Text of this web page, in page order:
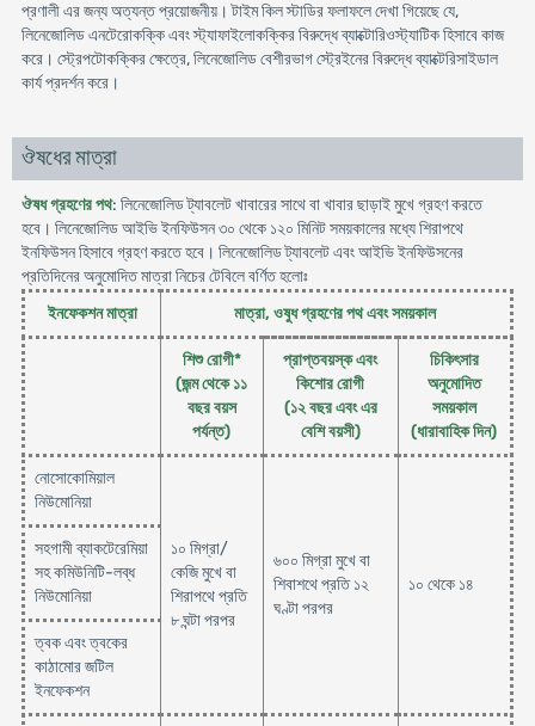
প্রণালী এর জন্য অত্যন্ত প্রয়োজনীয়। টাইম কিল স্টাডির ফলাফলে দেখা গিয়েছে যে,
লিনেজোলিড এনটেরোকক্কি এবং স্ট্যাফাইলোকক্কির বিরুদ্ধে ব্যাক্টোরিওস্ট্যাটিক হিসাবে কাজ
করে। স্ট্রেপটোকক্কির ক্ষেত্রে, লিনেজোলিড বেশীরভাগ স্ট্রেইনের বিরুদ্ধে ব্যাক্টেরিসাইডাল
কার্য প্রদর্শন করে।
ঔষধের মাত্রা
ঔষধ গ্রহণের পথ: লিনেজোলিড ট্যাবলেট খাবারের সাথে বা খাবার ছাড়াই মুখে গ্রহণ করতে
হবে। লিনেজোলিড আইভি ইনফিউসন ৩০ থেকে ১২০ মিনিট সময়কালের মধ্যে শিরাপথে
ইনফিউসন হিসাবে গ্রহণ করতে হবে। লিনেজোলিড ট্যাবলেট এবং আইভি ইনফিউসনের
প্রতিদিনের অনুমোদিত মাত্রা নিচের টেবিলে বর্ণিত হলোঃ
ইনফেকশন মাত্রা
মাত্রা, ওষুধ গ্রহণের পথ এবং সময়কাল
শিশু রোগী*
(জন্ম থেকে ১১
বছর বয়স
পর্যন্ত)
প্রাপ্তবয়স্ক এবং
কিশোর রোগী
(১২ বছর এবং এর
বেশি বয়সী)
চিকিৎসার
অনুমোদিত
সময়কাল
(ধারাবাহিক দিন)
নোসোকোমিয়াল
নিউমোনিয়া
১০ মিগ্রা/
কেজি মুখে বা
শিরাপথে প্রতি
৮ ঘন্টা পরপর
৬০০ মিগ্রা মুখে বা
শিবাশথে প্রতি ১২
ঘণ্টা পরপর
১০ থেকে ১৪
সহগামী ব্যাকটেরেমিয়া
সহ কমিউনিটি-লব্ধ
নিউমোনিয়া
ত্বক এবং ত্বকের
কাঠামোর জটিল
ইনফেকশন